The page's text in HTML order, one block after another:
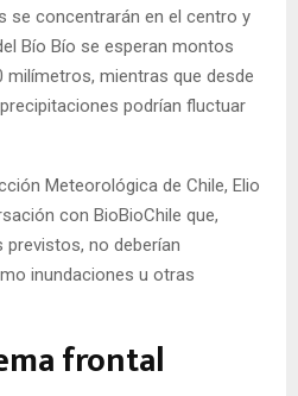
se concentrarán en el centro y
Bío Bío se esperan montos
milímetros, mientras que desde
podrían fluctuar
Meteorológica de Chile, Elio
con BioBioChile que,
no deberían
inundaciones u otras
frontal